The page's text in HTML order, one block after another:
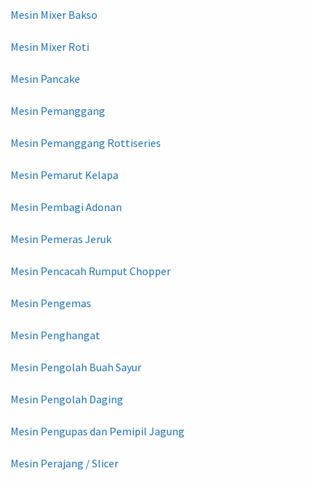
Mesin Mixer Bakso
Mesin Mixer Roti
Mesin Pancake
Mesin Pemanggang
Mesin Pemanggang Rottiseries
Mesin Pemarut Kelapa
Mesin Pembagi Adonan
Mesin Pemeras Jeruk
Mesin Pencacah Rumput Chopper
Mesin Pengemas
Mesin Penghangat
Mesin Pengolah Buah Sayur
Mesin Pengolah Daging
Mesin Pengupas dan Pemipil Jagung
Mesin Perajang / Slicer